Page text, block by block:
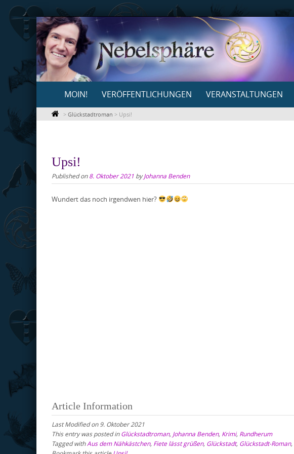
Skip
to
content
content
MOIN! VERÖFFENTLICHUNGEN VERANSTALTUNGEN
> Glückstadtroman > Upsi!
Upsi!
Published on8. Oktober 2021 byJohanna Benden
Wundert das noch irgendwen hier?
Article Information
Last Modified on 9. Oktober 2021
This entry was posted inGlückstadtroman, Johanna Benden, Krimi, Rundherum
Tagged withAus dem Nähkästchen, Fiete lässt grüßen, Glückstadt, Glückstadt-Roman,